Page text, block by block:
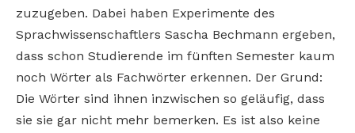
zuzugeben. Dabei haben Experimente des
Sprachwissenschaftlers Sascha Bechmann ergeben,
dass schon Studierende im fünften Semester kaum
noch Wörter als Fachwörter erkennen. Der Grund:
Die Wörter sind ihnen inzwischen so geläufig, dass
sie sie gar nicht mehr bemerken. Es ist also keine